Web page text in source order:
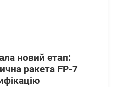
новий етап:
ракета FP-7